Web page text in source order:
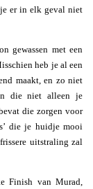
er in elk geval niet
gewassen met een
heb je al een
maakt, en zo niet
die niet alleen je
die zorgen voor
die je huidje mooi
uitstraling zal
Finish van Murad,